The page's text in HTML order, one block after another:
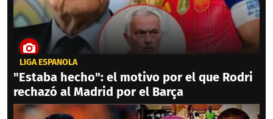
LIGA ESPAÑOLA
"Estaba hecho": el motivo por el que Rodri
rechazó al Madrid por el Barça